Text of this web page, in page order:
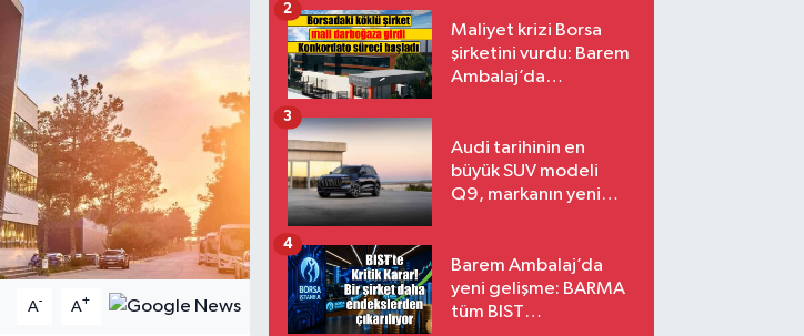
A- A+
Maliyet krizi Borsa
şirketini vurdu: Barem
Ambalaj’da
2
Audi tarihinin en
büyük SUV modeli
Q9, markanın yeni
3
Barem Ambalaj’da
yeni gelişme: BARMA
tüm BIST
4